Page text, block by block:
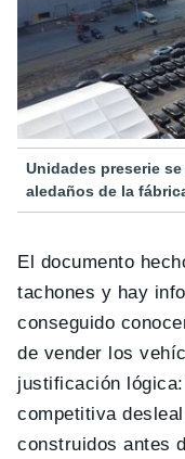
Unidades preserie
aledaños de la
El documento
tachones y hay
conseguido
de vender los
justificación
competitiva
construidos antes